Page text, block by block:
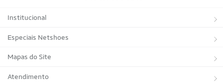
Institucional
Sobre a Netshoes
Política de Privacidade
Programa de Afiliados
Especiais Netshoes
Suplementos
Corrida
Mapas do Site
Marcas
Atendimento